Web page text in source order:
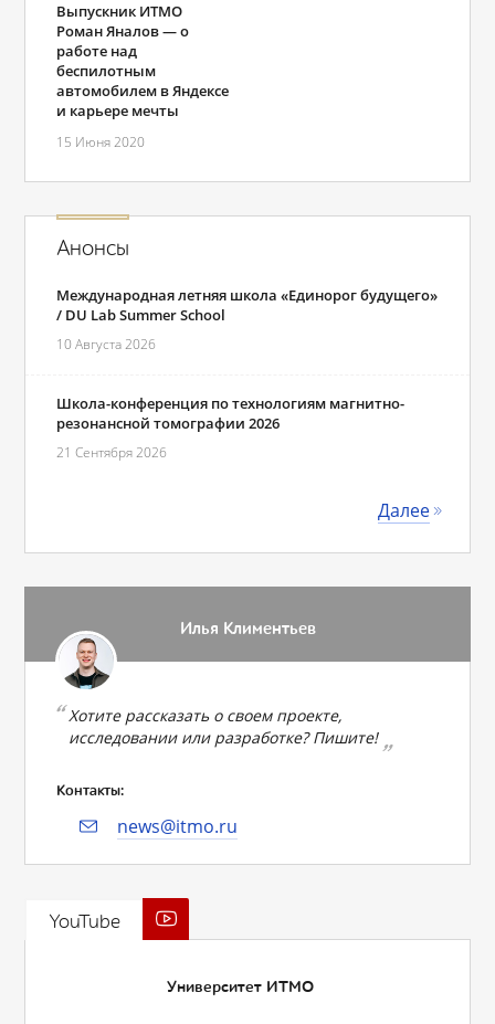
Выпускник ИТМО
Роман Яналов ― о
работе над
беспилотным
автомобилем в Яндексе
и карьере мечты
15 Июня 2020
Анонсы
Международная летняя школа «Единорог будущего»
/ DU Lab Summer School
10 Августа 2026
Школа-конференция по технологиям магнитно-
резонансной томографии 2026
21 Сентября 2026
Далее
Илья Климентьев
Хотите рассказать о своем проекте,
исследовании или разработке? Пишите!
Контакты:
news@itmo.ru
YouTube
Университет ИТМО